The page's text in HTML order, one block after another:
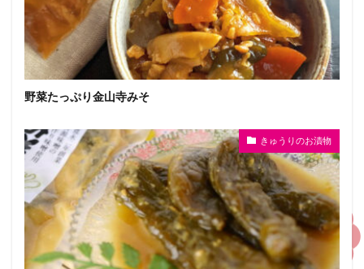
野菜たっぷり金山寺みそ
きゅうりのお漬物